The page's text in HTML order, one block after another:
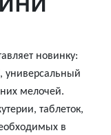
новинку:
универсальный
мелочей.
таблеток,
в